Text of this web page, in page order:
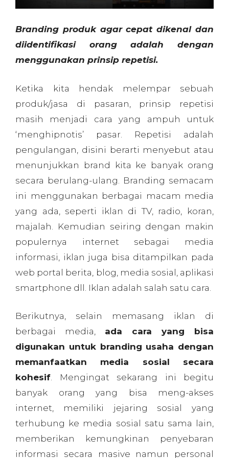
Branding produk agar cepat dikenal dan
diidentifikasi orang adalah dengan
menggunakan prinsip repetisi.
Ketika kita hendak melempar sebuah
produk/jasa di pasaran, prinsip repetisi
masih menjadi cara yang ampuh untuk
‘menghipnotis’ pasar. Repetisi adalah
pengulangan, disini berarti menyebut atau
menunjukkan brand kita ke banyak orang
secara berulang-ulang. Branding semacam
ini menggunakan berbagai macam media
yang ada, seperti iklan di TV, radio, koran,
majalah. Kemudian seiring dengan makin
populernya internet sebagai media
informasi, iklan juga bisa ditampilkan pada
web portal berita, blog, media sosial, aplikasi
smartphone dll. Iklan adalah salah satu cara.
Berikutnya, selain memasang iklan di
berbagai media, ada cara yang bisa
digunakan untuk branding usaha dengan
memanfaatkan media sosial secara
kohesif. Mengingat sekarang ini begitu
banyak orang yang bisa meng-akses
internet, memiliki jejaring sosial yang
terhubung ke media sosial satu sama lain,
memberikan kemungkinan penyebaran
informasi secara masive namun personal